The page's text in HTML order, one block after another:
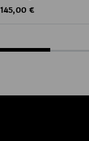
Original Price
145,00 €